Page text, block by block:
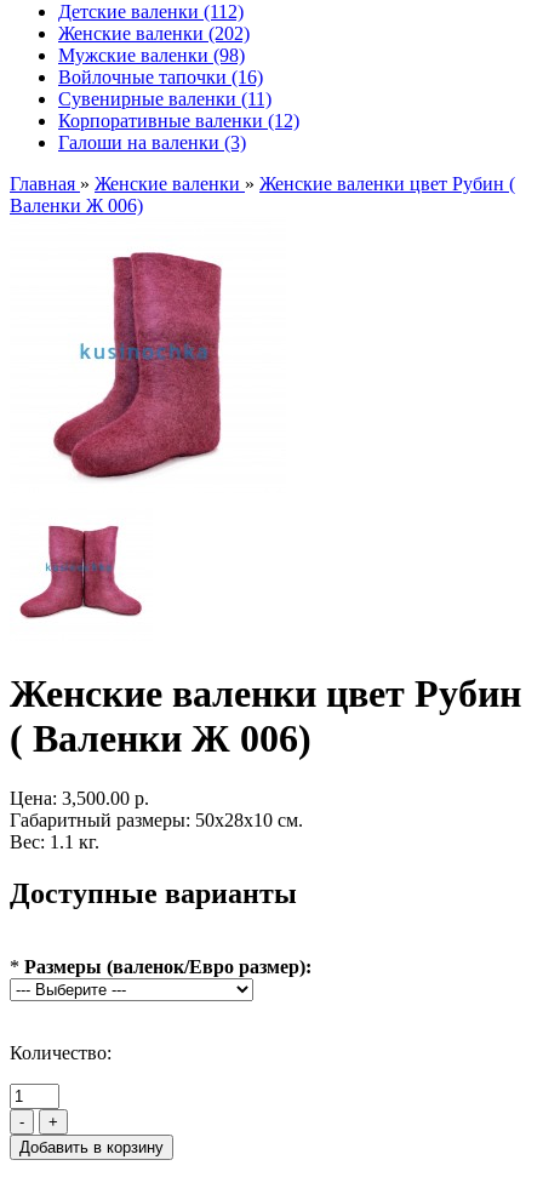
Детские валенки (112)
Женские валенки (202)
Мужские валенки (98)
Войлочные тапочки (16)
Сувенирные валенки (11)
Корпоративные валенки (12)
Галоши на валенки (3)
Главная » Женские валенки » Женские валенки цвет Рубин (
Валенки Ж 006)
Женские валенки цвет Рубин
( Валенки Ж 006)
Цена: 3,500.00 р.
Габаритный размеры: 50x28x10 см.
Вес: 1.1 кг.
Доступные варианты
* Размеры (валенок/Евро размер):
Количество:
- +